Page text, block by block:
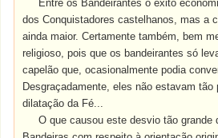
Entre os Bandeirantes o êxito
dos Conquistadores castelhanos, mas a
ainda maior. Certamente também, bem
religioso, pois que os bandeirantes só
capelão que, ocasionalmente podia
Desgraçadamente, eles não estavam tão
dilatação da Fé...
O que causou este desvio tão grande